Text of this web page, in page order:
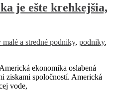
je ešte krehkejšia,
malé a stredné podniky, podniky,
ekonomika oslabená
ziskami spoločností. Americká
vode,